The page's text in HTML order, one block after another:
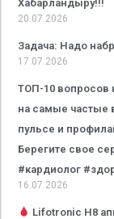
Хабарландыру!!!
20.07.2026
Задача: Надо
17.07.2026
ТОП-10 вопросов
на самые частые
пульсе и
Берегите свое
#кардиолог
16.07.2026
Lifotronic H8